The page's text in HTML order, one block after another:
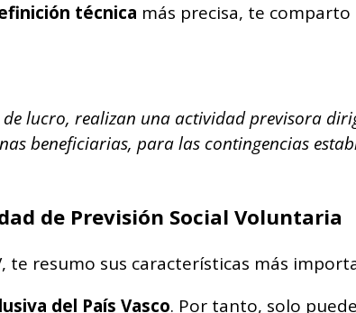
técnica más precisa, te
lucro, realizan una actividad previsora
beneficiarias, para las contingencias
de Previsión Social Voluntaria
te resumo sus características más
del País Vasco. Por tanto, solo